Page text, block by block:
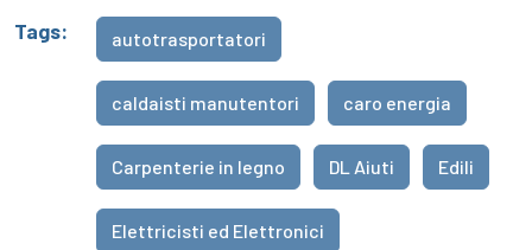
Tags: autotrasportatori
caldaisti manutentori caro energia
Carpenterie in legno DL Aiuti Edili
Elettricisti ed Elettronici